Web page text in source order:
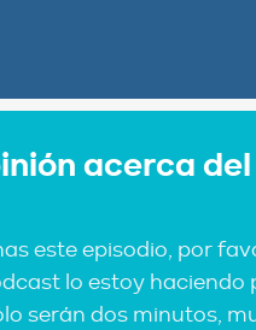
acerca
este episodio, por
lo estoy
serán dos minutos,